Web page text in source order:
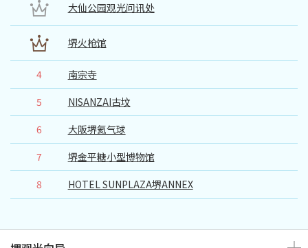
大仙公园观光问讯处
堺火枪馆
4
南宗寺
5
NISANZAI古坟
6
大阪堺氦气球
7
堺金平糖小型博物馆
8
HOTEL SUNPLAZA堺ANNEX